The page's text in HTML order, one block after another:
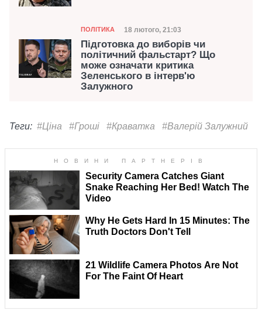
Категорія
ПОЛІТИКА Дата публікації
18 лютого, 21:03
Підготовка до виборів чи
політичний фальстарт? Що
може означати критика
Зеленського в інтерв'ю
Залужного
Теги: #Ціна #Гроші #Краватка #Валерій Залужний